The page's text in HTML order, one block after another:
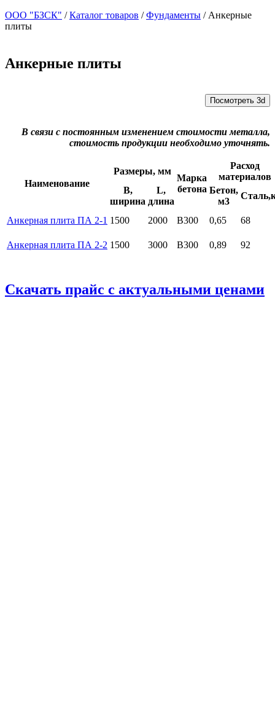
ООО "БЗСК" /Каталог товаров /Фундаменты / Анкерные
плиты
Анкерные плиты
Посмотреть 3d
В связи с постоянным изменением стоимости металла,
стоимость продукции необходимо уточнять.
Наименование
Размеры, мм
Марка
бетона
Расход
материалов
B,
ширина
L,
длина
Бетон,
м3
Анкерная плита ПА 2-1 1500 2000 B300 0,65 68
Анкерная плита ПА 2-2 1500 3000 B300 0,89 92
Скачать прайс с актуальными ценами